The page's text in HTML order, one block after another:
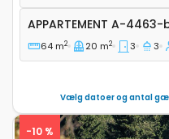
Appartement A-4463-b
APPARTEMENT A-4463-
64 m2 20 m2 3 3
Vælg datoer og antal
-10 %